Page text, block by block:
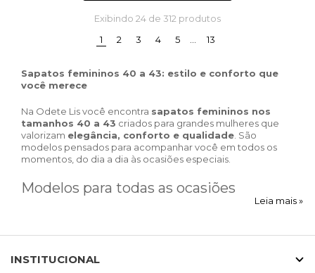
Exibindo 24 de 312 produtos
1 (current)
2 3 4 5 13
Sapatos femininos 40 a 43: estilo e conforto que
você merece
Na Odete Lis você encontra sapatos femininos nos
tamanhos 40 a 43 criados para grandes mulheres que
valorizam elegância, conforto e qualidade . São
modelos pensados para acompanhar você em todos os
momentos, do dia a dia às ocasiões especiais.
Modelos para todas as ocasiões
estilos de vida. Para o trabalho, você encontrascarpinse
garantem sofisticação com conforto. Para o lazer, temos
Leia mais »
INSTITUCIONAL